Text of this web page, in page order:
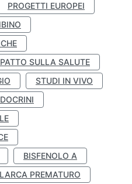
PROGETTI EUROPEI
SULLA SALUTE
STUDI IN VIVO
BISFENOLO A
PREMATURO